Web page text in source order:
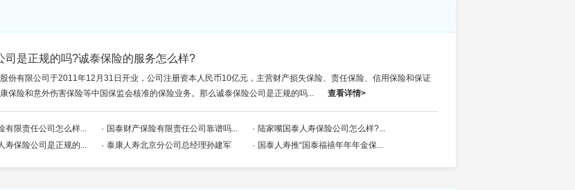
司是正规的吗?诚泰保险的服务怎么样?
份有限公司于2011年12月31日开业，公司注册资本人民币10亿元，主营财产损失保险、责任保险、信用保险和保证
保险和意外伤害保险等中国保监会核准的保险业务。那么诚泰保险公司是正规的吗...
查看详情>
有限责任公司怎么样... 国泰财产保险有限责任公司靠谱吗...
陆家嘴国泰人寿保险公司怎么样?...
寿保险公司是正规的...
泰康人寿北京分公司总经理孙建军 国泰人寿推“国泰福禧年年年金保...